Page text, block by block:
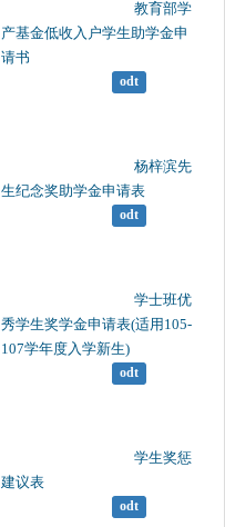
产基金低收入户学生助学金申
请书
odt
生纪念奖助学金申请表
odt
秀学生奖学金申请表(适用105-
107学年度入学新生)
odt
建议表
odt